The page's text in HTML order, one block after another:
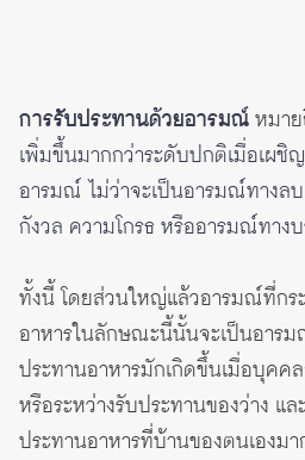
การรับประทานด้วยอารมณ์หมา
เพิ่มขึ้นมากกว่าระดับปกติเมื่อเผชิ
อารมณ์ ไม่ว่าจะเป็นอารมณ์ทางล
กังวล ความโกรธ หรืออารมณ์ทาง
ทั้งนี้ โดยส่วนใหญ่แล้วอารมณ์ที่กร
อาหารในลักษณะนี้นั้นจะเป็นอาร
ประทานอาหารมักเกิดขึ้นเมื่อบุคค
หรือระหว่างรับประทานของว่าง แ
ประทานอาหารที่บ้านของตนเองม